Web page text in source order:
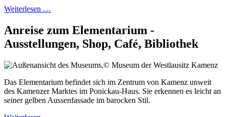
Weiterlesen …
Anreise zum Elementarium -
Ausstellungen, Shop, Café, Bibliothek
Das Elementarium befindet sich im Zentrum von Kamenz unweit
des Kamenzer Marktes im Ponickau-Haus. Sie erkennen es leicht an
seiner gelben Aussenfassade im barocken Stil.